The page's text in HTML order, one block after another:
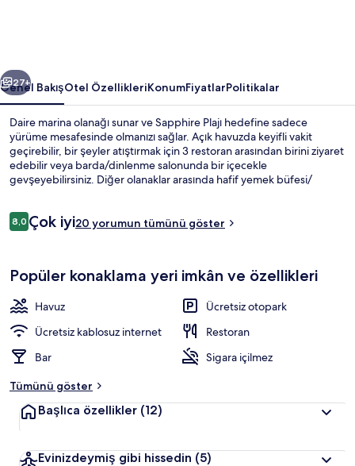
Sonraki
27+
Genel BakışOtel ÖzellikleriKonumFiyatlarPolitikalar
Daire marina olanağı sunar ve Sapphire Plajı hedefine sadece
yürüme mesafesinde olmanızı sağlar. Açık havuzda keyifli vakit
geçirebilir, bir şeyler atıştırmak için 3 restoran arasından birini ziyaret
edebilir veya barda/dinlenme salonunda bir içecekle
gevşeyebilirsiniz. Diğer olanaklar arasında hafif yemek büfesi/
Yorumlar
8,08,0/10
Çok iyi20 yorumun tümünü göster
Popüler konaklama yeri imkân ve özellikleri
Havuz
Ücretsiz otopark
Ücretsiz kablosuz internet
Restoran
Bar
Sigara içilmez
Tümünü göster
Başlıca özellikler (12)
Evinizdeymiş gibi hissedin (5)